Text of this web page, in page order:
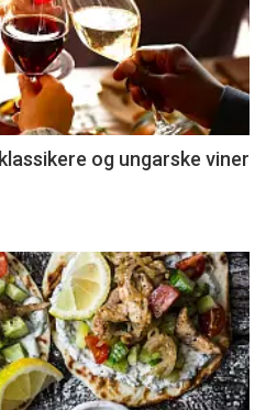
og ungarske viner